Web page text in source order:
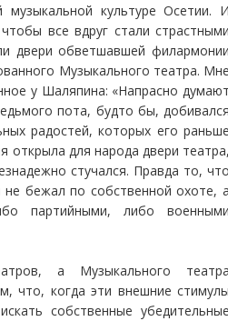
культуре Осетии.
все вдруг стали
двери обветшавшей
Музыкального театра.
у Шаляпина: «Напрасно
пота, будто бы,
радостей, которых его
открыла для народа двери
стучался. Правда то,
бежал по собственной охоте,
партийными, либо
а Музыкального
что, когда эти внешние
собственные